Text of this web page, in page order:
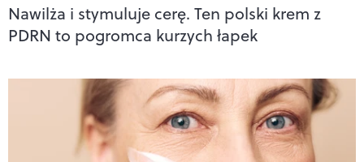
Nawilża i stymuluje cerę. Ten polski krem z
PDRN to pogromca kurzych łapek